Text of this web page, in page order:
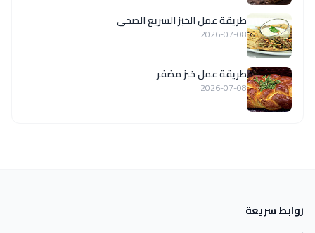
طريقة عمل الخبز السريع الصحى
2026-07-08
طريقة عمل خبز مضفر
2026-07-08
روابط سريعة